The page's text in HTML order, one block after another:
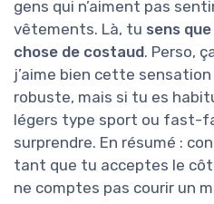
gens qui n’aiment pas
vêtements. Là, tu sens
chose de costaud. Perso,
j’aime bien cette
robuste, mais si tu es
légers type sport ou fast-
surprendre. En résumé :
tant que tu acceptes le
ne comptes pas courir un